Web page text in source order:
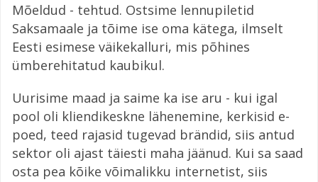
Mõeldud - tehtud. Ostsime lennupiletid
Saksamaale ja tõime ise oma kätega, ilmselt
Eesti esimese väikekalluri, mis põhines
ümberehitatud kaubikul.
Uurisime maad ja saime ka ise aru - kui igal
pool oli kliendikeskne lähenemine, kerkisid e-
poed, teed rajasid tugevad brändid, siis antud
sektor oli ajast täiesti maha jäänud. Kui sa saad
osta pea kõike võimalikku internetist, siis